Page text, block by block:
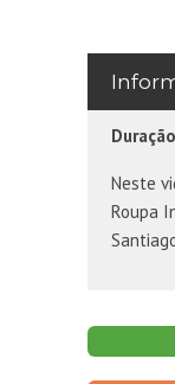
Neste
Roupa